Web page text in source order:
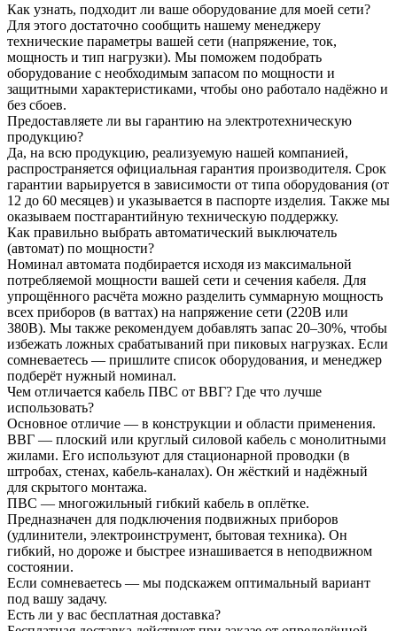
Как узнать, подходит ли ваше оборудование для моей сети?
Для этого достаточно сообщить нашему менеджеру
технические параметры вашей сети (напряжение, ток,
мощность и тип нагрузки). Мы поможем подобрать
оборудование с необходимым запасом по мощности и
защитными характеристиками, чтобы оно работало надёжно и
без сбоев.
Предоставляете ли вы гарантию на электротехническую
продукцию?
Да, на всю продукцию, реализуемую нашей компанией,
распространяется официальная гарантия производителя. Срок
гарантии варьируется в зависимости от типа оборудования (от
12 до 60 месяцев) и указывается в паспорте изделия. Также мы
оказываем постгарантийную техническую поддержку.
Как правильно выбрать автоматический выключатель
(автомат) по мощности?
Номинал автомата подбирается исходя из максимальной
потребляемой мощности вашей сети и сечения кабеля. Для
упрощённого расчёта можно разделить суммарную мощность
всех приборов (в ваттах) на напряжение сети (220В или
380В). Мы также рекомендуем добавлять запас 20–30%, чтобы
избежать ложных срабатываний при пиковых нагрузках. Если
сомневаетесь — пришлите список оборудования, и менеджер
подберёт нужный номинал.
Чем отличается кабель ПВС от ВВГ? Где что лучше
использовать?
Основное отличие — в конструкции и области применения.
ВВГ — плоский или круглый силовой кабель с монолитными
жилами. Его используют для стационарной проводки (в
штробах, стенах, кабель-каналах). Он жёсткий и надёжный
для скрытого монтажа.
ПВС — многожильный гибкий кабель в оплётке.
Предназначен для подключения подвижных приборов
(удлинители, электроинструмент, бытовая техника). Он
гибкий, но дороже и быстрее изнашивается в неподвижном
состоянии.
Если сомневаетесь — мы подскажем оптимальный вариант
под вашу задачу.
Есть ли у вас бесплатная доставка?